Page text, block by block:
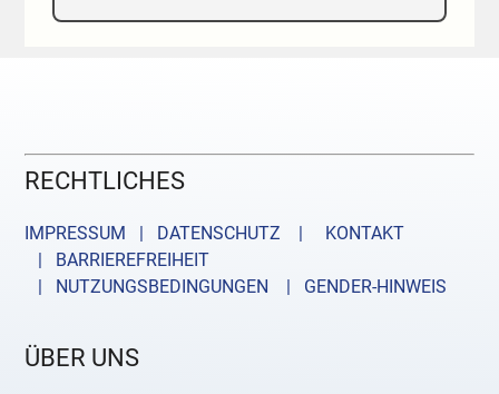
RECHTLICHES
IMPRESSUM | DATENSCHUTZ |
KONTAKT
| BARRIEREFREIHEIT
| NUTZUNGSBEDINGUNGEN
| GENDER-HINWEIS
ÜBER UNS